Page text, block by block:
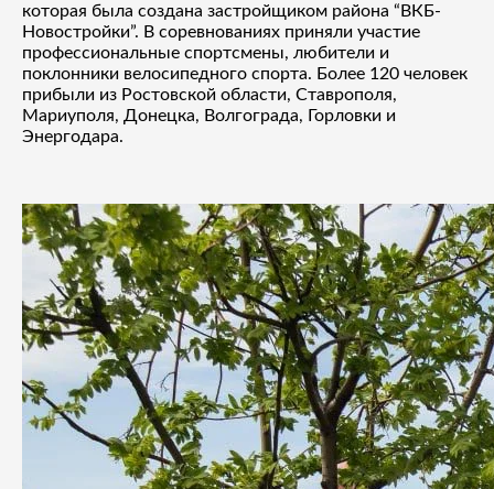
которая была создана застройщиком района “ВКБ-
Новостройки”. В соревнованиях приняли участие
профессиональные спортсмены, любители и
поклонники велосипедного спорта. Более 120 человек
прибыли из Ростовской области, Ставрополя,
Мариуполя, Донецка, Волгограда, Горловки и
Энергодара.